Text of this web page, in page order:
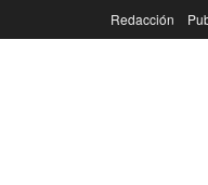
Redacción